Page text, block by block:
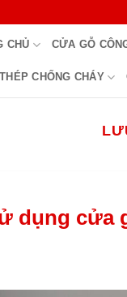
CHỦ CỬA GỖ
CHỐNG CHÁY
dụng cửa